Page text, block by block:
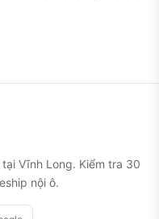
Vĩnh Long. Kiểm tra 30
nội ô.